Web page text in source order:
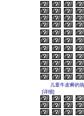
儿童牛皮癣的病
[详细]